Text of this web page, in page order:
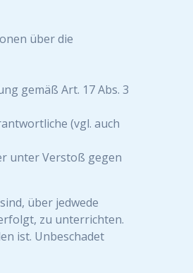
über die
gemäß Art. 17 Abs. 3
(vgl. auch
unter Verstoß gegen
über jedwede
zu unterrichten.
ist. Unbeschadet